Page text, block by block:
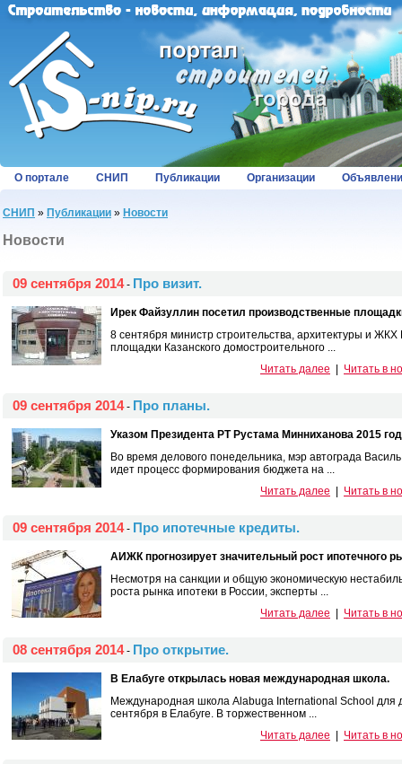
О портале СНИП Публикации Организации
СНИП » Публикации » Новости
Новости
09 сентября 2014- Про визит.
Ирек Файзуллин посетил производственные
8 сентября министр строительства, архитектуры и
площадки Казанского домостроительного ...
Читать далее
Читать в
09 сентября 2014- Про планы.
Указом Президента РТ Рустама Минниханова 2015
Во время делового понедельника, мэр автограда
идет процесс формирования бюджета на ...
Читать далее
Читать в
09 сентября 2014- Про ипотечные кредиты.
АИЖК прогнозирует значительный рост ипотечного
Несмотря на санкции и общую экономическую
роста рынка ипотеки в России, эксперты ...
Читать далее
Читать в
08 сентября 2014- Про открытие.
В Елабуге открылась новая международная школа.
Международная школа Alabuga International School для
сентября в Елабуге. В торжественном ...
Читать далее
Читать в